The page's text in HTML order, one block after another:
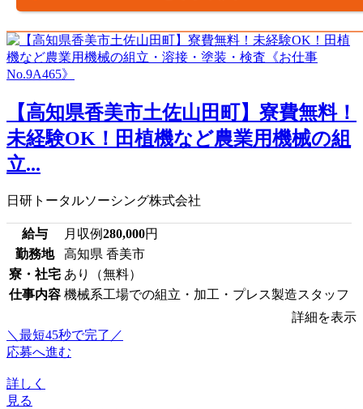
【高知県香美市土佐山田町】寮費無料！
未経験OK！田植機など農業用機械の組
立...
日研トータルソーシング株式会社
給与 月収例280,000円
勤務地
高知県 香美市
寮・社宅 あり（無料）
仕事内容 機械系工場での組立・加工・プレス製造スタッフ
詳細を表示
＼最短45秒で完了／
応募へ進む
詳しく
見る